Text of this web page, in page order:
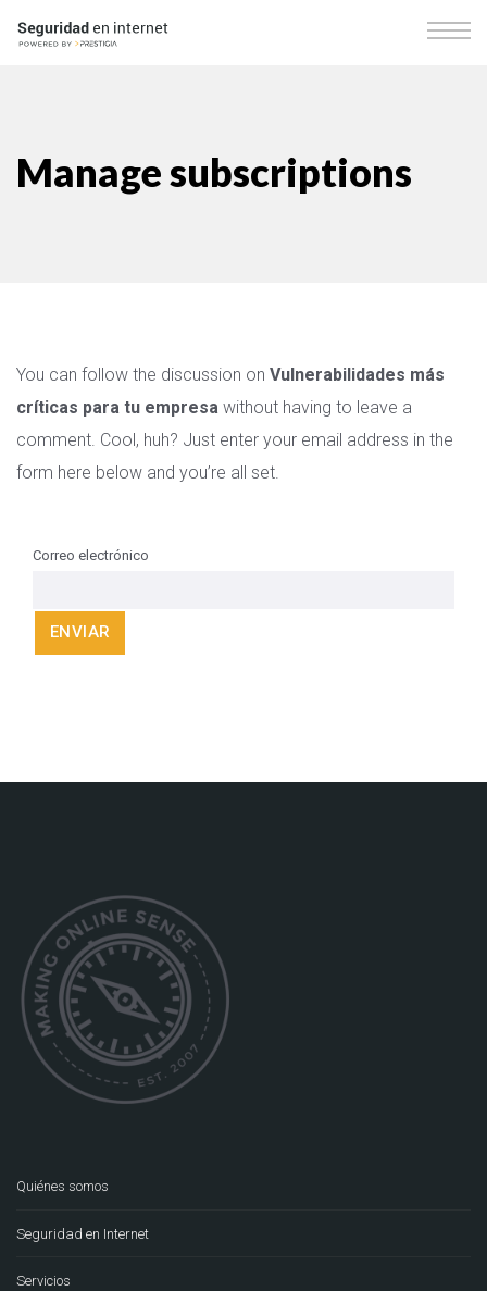
Manage subscriptions
You can follow the discussion on Vulnerabilidades más
críticas para tu empresa without having to leave a
comment. Cool, huh? Just enter your email address in the
form here below and you’re all set.
Correo electrónico
Quiénes somos
Seguridad en Internet
Servicios